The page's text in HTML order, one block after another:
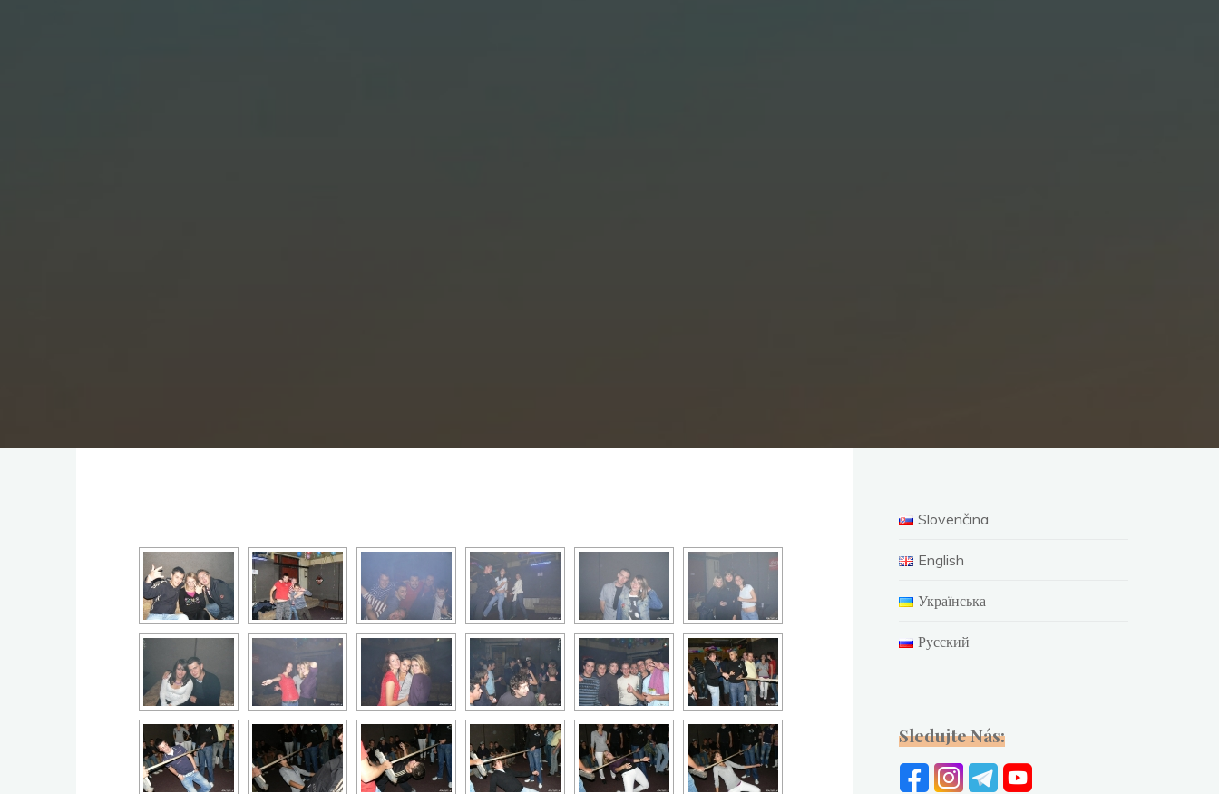
Slovenčina
English
Українська
Русский
Sledujte Nás: